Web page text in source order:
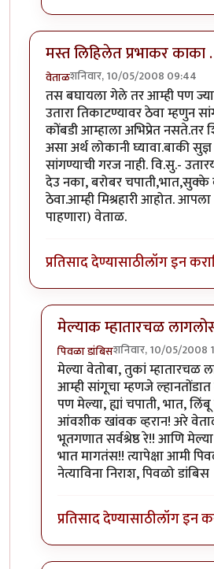
मस्त लिहिलेत प्रभाकर काका .
वेताळशनिवार, 10/05/2008 09:44
तस बघायला गेले तर आम्ही पण
उतारा तिकाटण्यावर ठेवा म्हणुन
कोंबडी आम्हाला अभिप्रेत नसते.तर
असा अर्थ लोकानी घ्यावा.बाकी
सांगण्याची गरज नाही. वि.सु.-
देउ नका, बरोबर
ठेवा.आम्ही मिश्रहारी आहोत. आपला
पाहणारा) वेताळ.
प्रतिसाद देण्यासाठीलॉग इन करा
मेल्याक म्हातारचळ
पिवळा डांबिसशनिवार, 10/05/2008
In reply toमस्त लिहिलेत
मेल्या वेतोबा, तुकां म्हातारचळ
आम्ही सांगूचा म्हणजे
पण मेल्या, ह्यां चपाती, भात,
आंवशीक खांवक व्हरान! अरे
भूतगणात सर्वश्रेष्ठ रे!! आणि
भात मागतंस!! त्यापेक्षा आमी
नेत्याविना निराश, पिवळो डांबिस
प्रतिसाद देण्यासाठीलॉग इन